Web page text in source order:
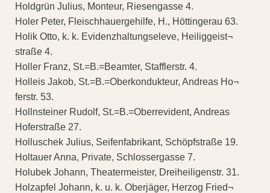
Holdgrün Julius, Monteur, Riesengasse 4.
Holer Peter, Fleischhauergehilfe, H., Höttingerau 63.
Holik Otto, k. k. Evidenzhaltungseleve, Heiliggeist¬
straße 4.
Holler Franz, St.=B.=Beamter, Stafflerstr. 4.
Holleis Jakob, St.=B.=Oberkondukteur, Andreas Ho¬
ferstr. 53.
Hollnsteiner Rudolf, St.=B.=Oberrevident, Andreas
Hoferstraße 27.
Holluschek Julius, Seifenfabrikant, Schöpfstraße 19.
Holtauer Anna, Private, Schlossergasse 7.
Holubek Johann, Theatermeister, Dreiheiligenstr. 31.
Holzapfel Johann, k. u. k. Oberjäger, Herzog Fried¬